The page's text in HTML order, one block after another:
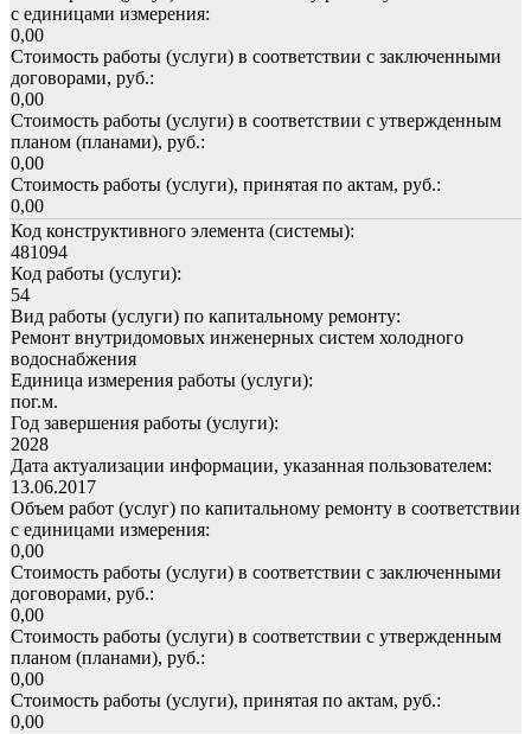
с единицами измерения:
0,00
Стоимость работы (услуги) в соответствии с заключенными
договорами, руб.:
0,00
Стоимость работы (услуги) в соответствии с утвержденным
планом (планами), руб.:
0,00
Стоимость работы (услуги), принятая по актам, руб.:
0,00
Код конструктивного элемента (системы):
481094
Код работы (услуги):
54
Вид работы (услуги) по капитальному ремонту:
Ремонт внутридомовых инженерных систем холодного
водоснабжения
Единица измерения работы (услуги):
пог.м.
Год завершения работы (услуги):
2028
Дата актуализации информации, указанная пользователем:
13.06.2017
Объем работ (услуг) по капитальному ремонту в соответствии
с единицами измерения:
0,00
Стоимость работы (услуги) в соответствии с заключенными
договорами, руб.:
0,00
Стоимость работы (услуги) в соответствии с утвержденным
планом (планами), руб.:
0,00
Стоимость работы (услуги), принятая по актам, руб.:
0,00